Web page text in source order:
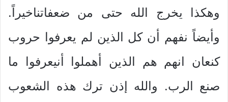
وهكذا يخرج الله حتى من ضعفاتناخيراً.
وأيضاً نفهم أن كل الذين لم يعرفوا حروب
كنعان انهم هم الذين أهملوا أنيعرفوا ما
صنع الرب. والله إذن ترك هذه الشعوب